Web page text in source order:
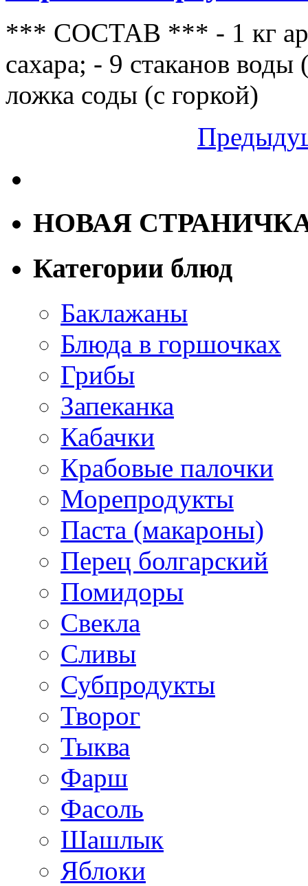
*** СОСТАВ *** - 1 кг
сахара; - 9 стаканов
ложка соды (с горкой)
НОВАЯ
Категории блюд
Баклажаны
Блюда в горшочках
Грибы
Запеканка
Кабачки
Крабовые палочки
Морепродукты
Паста (макароны)
Перец болгарский
Помидоры
Свекла
Сливы
Субпродукты
Творог
Тыква
Фарш
Фасоль
Шашлык
Яблоки